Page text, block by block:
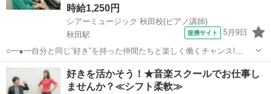
時給1,250円
シアーミュージック 秋田校(ピアノ講師)
秋田駅
提携サイト 5月9日
○━●━自分と同じ”好き”を持った仲間たちと楽しく働くチャンス!
━●━○ 【シアーミュージック】で講師を募集中! 弊社は、音楽や声に
関する幅広いレッスンを行っています。 ひとりひとりが自分の夢や目
標に向かって羽ばたけるお...
秋田 秋田市 秋田駅 インストラクター
好きを活かそう！★音楽スクールでお仕事し
ませんか？≪シフト柔軟≫